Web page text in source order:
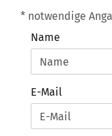
CALLBACK
SERVICE
* notwendige
Name
E-Mail